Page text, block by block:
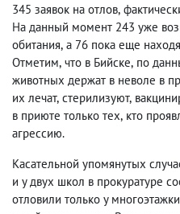
345 заявок на отлов,
На данный момент 243 уже
обитания, а 76 пока еще
Отметим, что в Бийске, по
животных держат в неволе в
их лечат, стерилизуют,
в приюте только тех, кто
агрессию.
Касательной упомянутых
и у двух школ в прокуратуре
отловили только у